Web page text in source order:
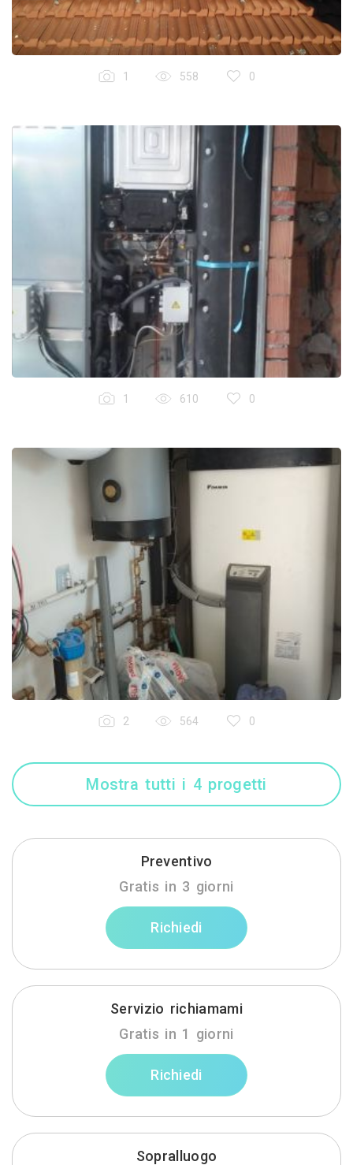
1 558 0
1 610 0
2 564 0
Mostra tutti i 4 progetti
Preventivo
Gratis in 3 giorni
Richiedi
Servizio richiamami
Gratis in 1 giorni
Richiedi
Sopralluogo